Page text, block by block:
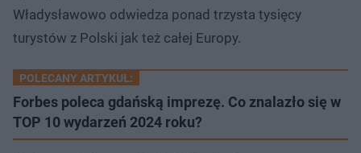
Władysławowo odwiedza ponad trzysta tysięcy
turystów z Polski jak też całej Europy.
POLECANY ARTYKUŁ:
Forbes poleca gdańską imprezę. Co znalazło się w
TOP 10 wydarzeń 2024 roku?